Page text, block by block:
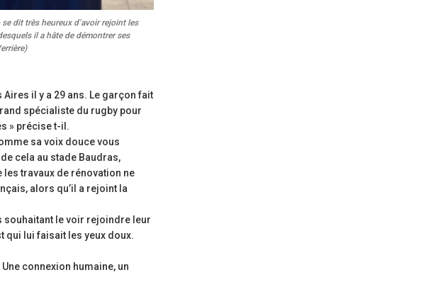
dit très heureux d’avoir rejoint les
il a hâte de démontrer ses
Aires il y a 29 ans. Le garçon fait
spécialiste du rugby pour
» précise t-il.
sa voix douce vous
cela au stade Baudras,
travaux de rénovation ne
alors qu’il a rejoint la
souhaitant le voir rejoindre leur
qui lui faisait les yeux doux.
connexion humaine, un